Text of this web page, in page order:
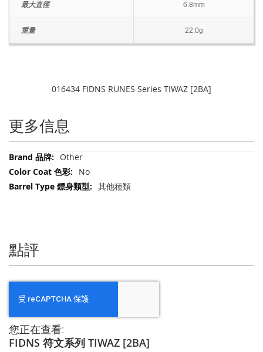
最大直徑 6.8mm
重量 22.0g
016434 FIDNS RUNES Series TIWAZ [2BA]
更多信息
更
多
息
Other
No
其他種類
點評
您正在查看:
FIDNS 符文系列 TIWAZ [2BA]